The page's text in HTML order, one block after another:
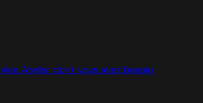
Atelier dont vous avez besoin